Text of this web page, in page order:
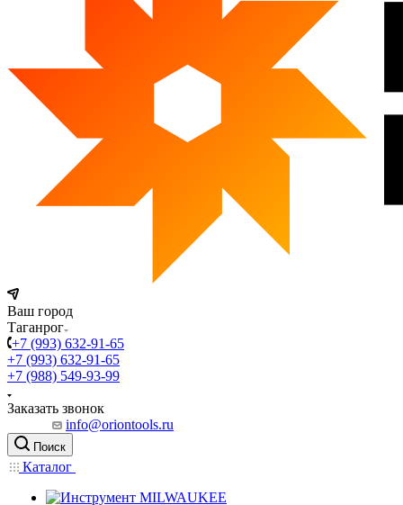
Ваш город
Таганрог
+7 (993) 632-91-65
+7 (993) 632-91-65
+7 (988) 549-93-99
Заказать звонок
info@oriontools.ru
Поиск
Каталог